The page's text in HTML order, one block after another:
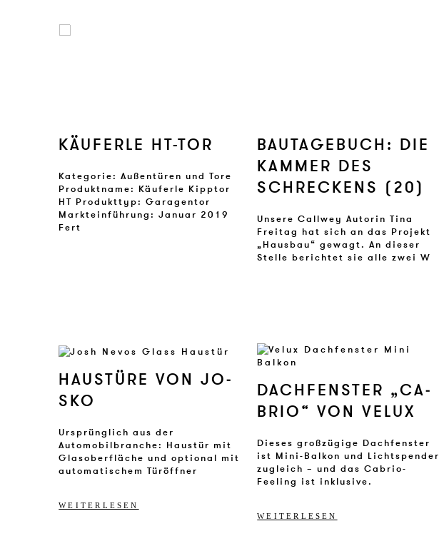
KÄUFER­LE HT-TOR
Kategorie: Außentüren und Tore
Produktname: Käuferle Kipptor
HT Produkttyp: Garagentor
Markteinführung: Januar 2019
Fert
BAU­TAGE­BUCH: DIE
KAM­MER DES
SCHRE­CKENS (20)
Unsere Callwey Autorin Tina
Freitag hat sich an das Projekt
„Hausbau“ gewagt. An dieser
Stelle berichtet sie alle zwei W
HAUSTÜRE VON JO­
SKO
Ursprünglich aus der
Automobilbranche: Haustür mit
Glasoberfläche und optional mit
automatischem Türöffner
WEITERLESEN
DACH­FENS­TER „CA­
BRIO“ VON VE­LUX
Dieses großzügige Dachfenster
ist Mini-Balkon und Lichtspender
zugleich – und das Cabrio-
Feeling ist inklusive.
WEITERLESEN